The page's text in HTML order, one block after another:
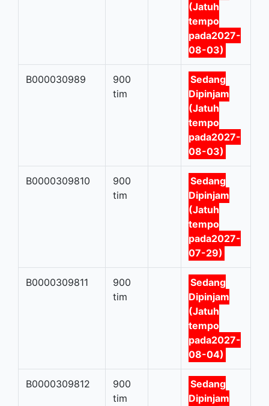
(Jatuh
tempo
pada2027-
08-03)
B000030989
900
tim
Sedang
Dipinjam
(Jatuh
tempo
pada2027-
08-03)
B0000309810
900
tim
Sedang
Dipinjam
(Jatuh
tempo
pada2027-
07-29)
B0000309811
900
tim
Sedang
Dipinjam
(Jatuh
tempo
pada2027-
08-04)
B0000309812
900
tim
Sedang
Dipinjam